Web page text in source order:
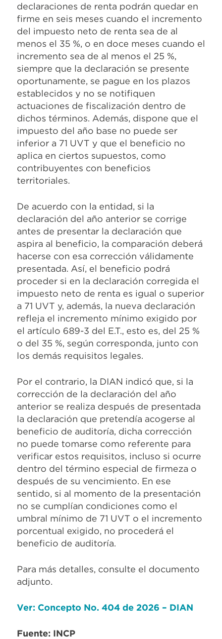
declaraciones de renta podrán quedar en
firme en seis meses cuando el incremento
del impuesto neto de renta sea de al
menos el 35 %, o en doce meses cuando el
incremento sea de al menos el 25 %,
siempre que la declaración se presente
oportunamente, se pague en los plazos
establecidos y no se notifiquen
actuaciones de fiscalización dentro de
dichos términos. Además, dispone que el
impuesto del año base no puede ser
inferior a 71 UVT y que el beneficio no
aplica en ciertos supuestos, como
contribuyentes con beneficios
territoriales.
De acuerdo con la entidad, si la
declaración del año anterior se corrige
antes de presentar la declaración que
aspira al beneficio, la comparación deberá
hacerse con esa corrección válidamente
presentada. Así, el beneficio podrá
proceder si en la declaración corregida el
impuesto neto de renta es igual o superior
a 71 UVT y, además, la nueva declaración
refleja el incremento mínimo exigido por
el artículo 689-3 del E.T., esto es, del 25 %
o del 35 %, según corresponda, junto con
los demás requisitos legales.
Por el contrario, la DIAN indicó que, si la
corrección de la declaración del año
anterior se realiza después de presentada
la declaración que pretendía acogerse al
beneficio de auditoría, dicha corrección
no puede tomarse como referente para
verificar estos requisitos, incluso si ocurre
dentro del término especial de firmeza o
después de su vencimiento. En ese
sentido, si al momento de la presentación
no se cumplían condiciones como el
umbral mínimo de 71 UVT o el incremento
porcentual exigido, no procederá el
beneficio de auditoría.
Para más detalles, consulte el documento
adjunto.
Ver: Concepto No. 404 de 2026 – DIAN
Fuente: INCP